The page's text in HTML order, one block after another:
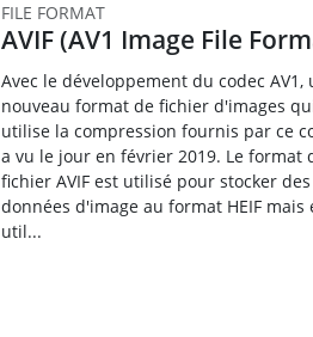
FILE FORMAT
AVIF (AV1 Image File
Avec le développement du codec AV1,
nouveau format de fichier d'images
utilise la compression fournis par ce
a vu le jour en février 2019. Le format
fichier AVIF est utilisé pour stocker des
données d'image au format HEIF mais
util...